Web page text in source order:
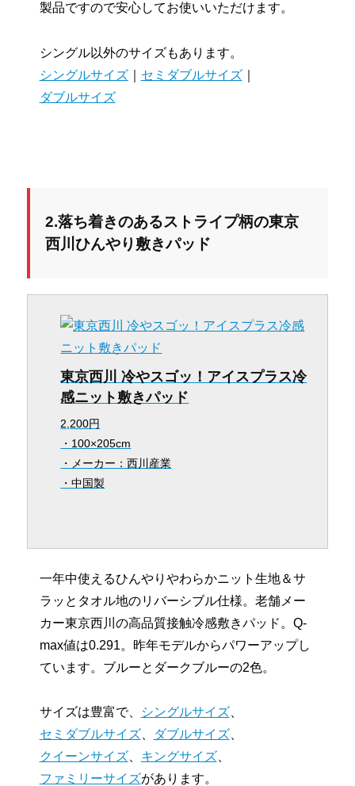
製品ですので安心してお使いいただけます。
シングル以外のサイズもあります。
シングルサイズ｜ セミダブルサイズ｜
ダブルサイズ
2.落ち着きのあるストライプ柄の東京
西川ひんやり敷きパッド
東京西川 冷やスゴッ！アイスプラス冷
感ニット敷きパッド
2,200円
・100×205cm
・メーカー：西川産業
・中国製
一年中使えるひんやりやわらかニット生地＆サ
ラッとタオル地のリバーシブル仕様。老舗メー
カー東京西川の高品質接触冷感敷きパッド。Q-
max値は0.291。昨年モデルからパワーアップし
ています。ブルーとダークブルーの2色。
サイズは豊富で、 シングルサイズ、
セミダブルサイズ、 ダブルサイズ、
クイーンサイズ、 キングサイズ、
ファミリーサイズがあります。